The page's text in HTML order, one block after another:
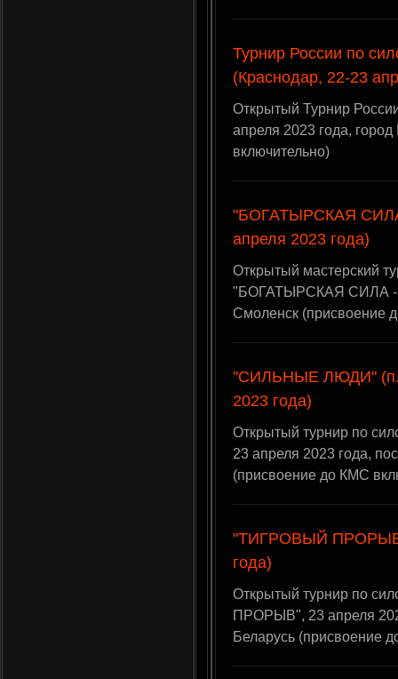
Турнир России по
(Краснодар, 22-23
Открытый Турнир
апреля 2023 года,
включительно)
"БОГАТЫРСКАЯ
апреля 2023 года)
Открытый мастерский
"БОГАТЫРСКАЯ СИЛА -
Смоленск (присвоение
"СИЛЬНЫЕ ЛЮДИ" (п.
2023 года)
Открытый турнир по
23 апреля 2023 года,
(присвоение до КМС
"ТИГРОВЫЙ ПРОРЫВ"
года)
Открытый турнир по
ПРОРЫВ", 23 апреля
Беларусь (присвоение